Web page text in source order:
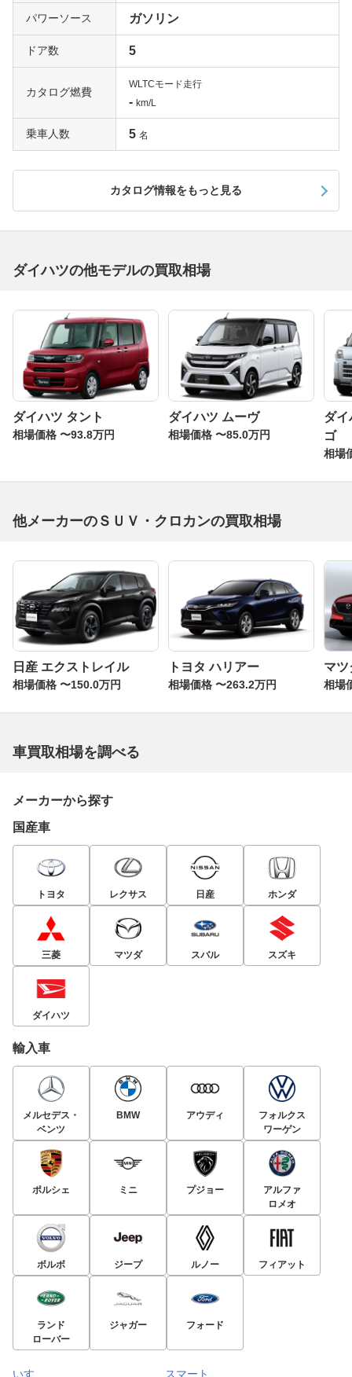
パワーソース ガソリン
ドア数 5
カタログ燃費
WLTCモード走行
- km/L
乗車人数 5 名
カタログ情報をもっと見る
ダイハツの他モデルの買取相場
ダイハツ タント
相場価格 〜93.8万円
ダイハツ ムーヴ
相場価格 〜85.0万円
ダイ
ゴ
相場
他メーカーのＳＵＶ・クロカンの買取相場
日産 エクストレイル
相場価格 〜150.0万円
トヨタ ハリアー
相場価格 〜263.2万円
マツ
相場
車買取相場を調べる
メーカーから探す
国産車
トヨタ レクサス 日産 ホンダ
三菱 マツダ スバル スズキ
ダイハツ
輸入車
メルセデス・
ベンツ
BMW アウディ
フォルクス
ワーゲン
ポルシェ ミニ プジョー
アルファ
ロメオ
ボルボ ジープ ルノー フィアット
ランド
ローバー
ジャガー フォード
いすゞ スマート